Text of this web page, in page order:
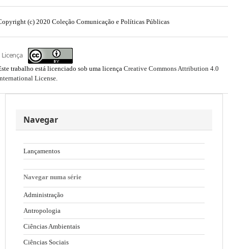
(c) 2020 Coleção Comunicação e Políticas Públicas
Licença
trabalho está licenciado sob uma licença Creative Commons Attribution 4.0
License.
Navegar
Lançamentos
Navegar numa série
Administração
Antropologia
Ciências Ambientais
Ciências Sociais